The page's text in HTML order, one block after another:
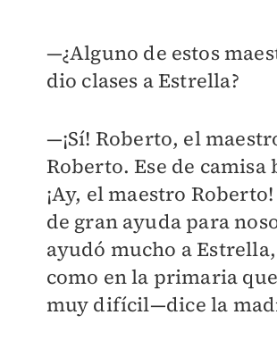
—¿Alguno de estos
dio clases a Estrella?
—¡Sí! Roberto, el
Roberto. Ese de camisa
¡Ay, el maestro
de gran ayuda para
ayudó mucho a
como en la primaria
muy difícil—dice la